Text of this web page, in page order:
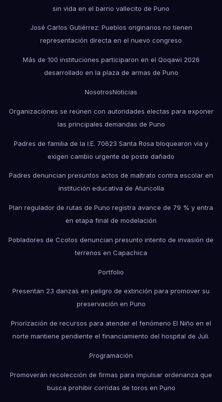
sin vida en el barrio vallecito de Puno
José Carlos Gutiérrez: Pueblos originarios no tienen
representación directa en el nuevo congreso
Más de 100 instituciones participaron en el Qoqawi 2026
desarrollado en la plaza de armas de Puno
NosotrosNoticias
Organizaciones se reúnen con autoridades electas para exponer
las principales demandas de Puno
Padres de familia de la I.E. 70623 Santa Rosa bloquearon vía y
exigen cambio urgente de poste dañado
Padres denuncian presuntos actos de maltrato contra escolar en
institución educativa de Atuncolla
Plan regulador de rutas de Puno registra avance de 79 % y entra
en etapa final de modelación
Pobladores de Ccotos denuncian presunto intento de invasión de
terrenos en Capachica
Portfolio
Presentan 23 danzas en peligro de extinción para promover su
preservación en Puno
Priorización de recursos para atender el fenómeno El Niño en el
norte mantiene pendiente el financiamiento del hospital de Juli.
Programación
Promoverán recolección de firmas para impulsar ordenanza que
busca prohibir corridas de toros en Puno